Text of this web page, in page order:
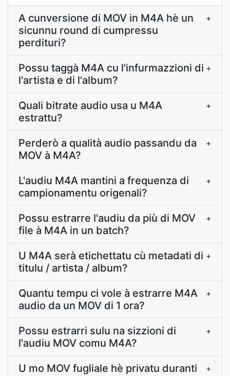
A cunversione di MOV in M4A hè un
sicunnu round di cumpressu
perdituri?
+
Possu taggà M4A cu l'infurmazzioni di
l'artista e di l'album?
+
Quali bitrate audio usa u M4A
estrattu?
+
Perderò a qualità audio passandu da
MOV à M4A?
+
L'audiu M4A mantini a frequenza di
campionamentu origenali?
+
Possu estrarre l'audiu da più di MOV
file à M4A in un batch?
+
U M4A serà etichettatu cù metadati di
titulu / artista / album?
+
Quantu tempu ci vole à estrarre M4A
audio da un MOV di 1 ora?
+
Possu estrarri sulu na sizzioni di
l'audiu MOV comu M4A?
+
U mo MOV fugliale hè privatu duranti
+